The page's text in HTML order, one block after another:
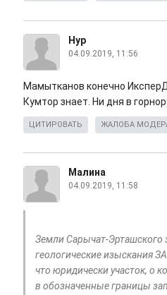
Нур
04.09.2019, 11:56
Мамытканов конечно
Кумтор знает. Ни дня в
ЦИТИРОВАТЬ ЖАЛОБА
Малина
04.09.2019, 11:58
Земли Сарычат-Эрташского
геологические изыскания
что юридически участок, о
в обозначенные границы